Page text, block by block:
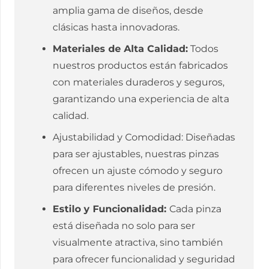
amplia gama de diseños, desde
clásicas hasta innovadoras.
Materiales de Alta Calidad: Todos
nuestros productos están fabricados
con materiales duraderos y seguros,
garantizando una experiencia de alta
calidad.
Ajustabilidad y Comodidad: Diseñadas
para ser ajustables, nuestras pinzas
ofrecen un ajuste cómodo y seguro
para diferentes niveles de presión.
Estilo y Funcionalidad: Cada pinza
está diseñada no solo para ser
visualmente atractiva, sino también
para ofrecer funcionalidad y seguridad